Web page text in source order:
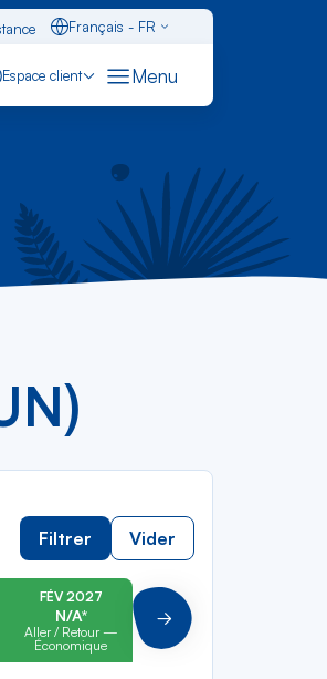
Français - FR
Espace client Menu
Filtrer Vider
FÉV 2027
N/A*
Aller / Retour —
Économique
Aller / Retour —
Suivant